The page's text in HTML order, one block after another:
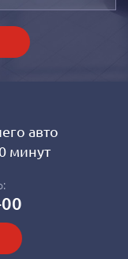
авто
минут